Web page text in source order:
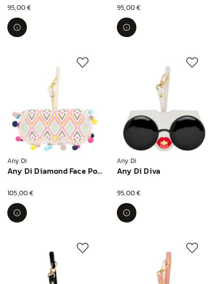
95,00 € 95,00 €
Any Di
Any Di Diamond Face PomPom
105,00 €
Any Di
Any Di Diva
95,00 €